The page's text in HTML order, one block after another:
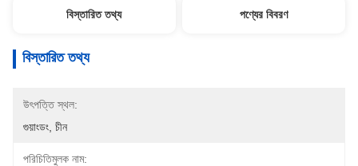
বিস্তারিত তথ্য পণ্যের বিবরণ
বিস্তারিত তথ্য
উৎপত্তি স্থল:
গুয়াংডং, চীন
পরিচিতিমুলক নাম: